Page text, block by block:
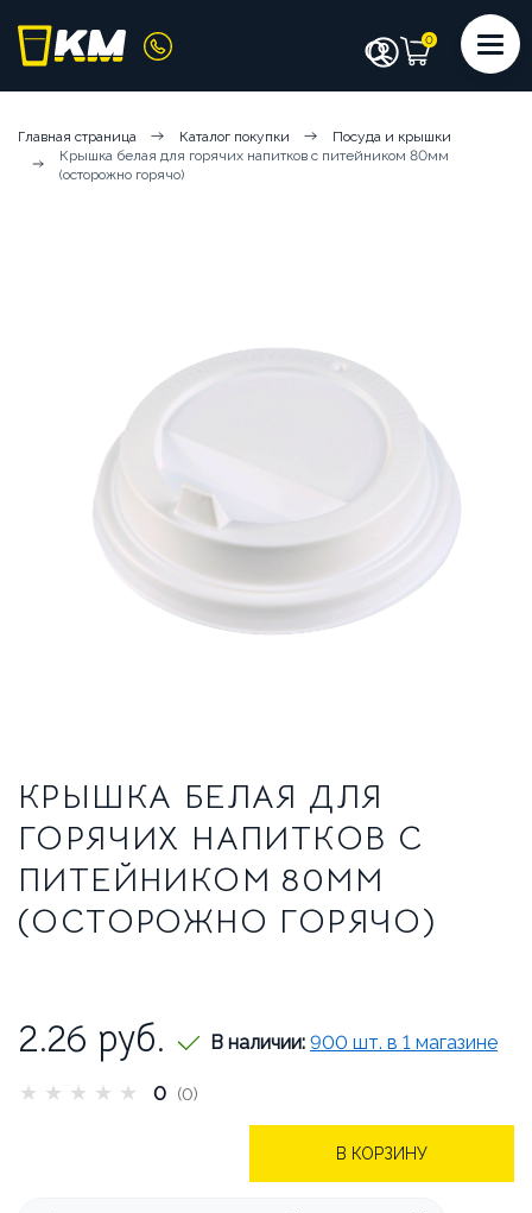
КОФЕМАШИНЫ
АРЕНДА КОФЕМАШИН
КОФЕМАШИНЫ НА СУХИХ ИНГРЕДИЕНТАХ
КОФЕМАШИНЫ НА ЦЕЛЬНОМ МОЛОКЕ
ТРАДИЦИОННЫЕ ЭСПРЕССО-МАШИНЫ
СЕРВИСНЫЙ ЦЕНТР
ВВОД В ЭКСПЛУАТАЦИЮ
СЕРВИС И РЕМОНТ ГАРАНТИЯ
УСЛОВИЯ ВОЗВРАТА
БРЕНДЫ
ОПЛАТА И ДОСТАВКА
КАК СДЕЛАТЬ ЗАКАЗ
Главная страница Каталог покупки
Посуда и крышки
Крышка белая для горячих напитков с питейником 80мм
(осторожно горячо)
КРЫШКА БЕЛАЯ ДЛЯ
ГОРЯЧИХ НАПИТКОВ С
ПИТЕЙНИКОМ 80ММ
(ОСТОРОЖНО ГОРЯЧО)
2.26 руб. В наличии: 900 шт. в 1 магазине
★ ★ ★ ★ ★ 0 (0)
В КОРЗИНУ